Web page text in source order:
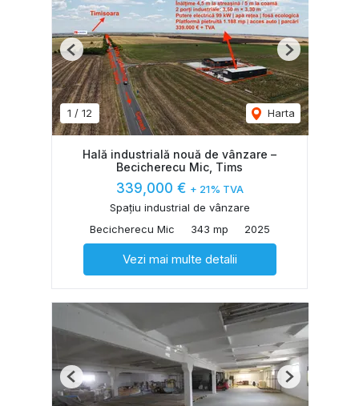
1 / 12 Harta
Previous Next
Hală industrială nouă de vânzare –
Becicherecu Mic, Tims
339,000 € + 21% TVA
Spațiu industrial de vânzare
Becicherecu Mic
343 mp 2025
Vezi mai multe detalii
Previous Next